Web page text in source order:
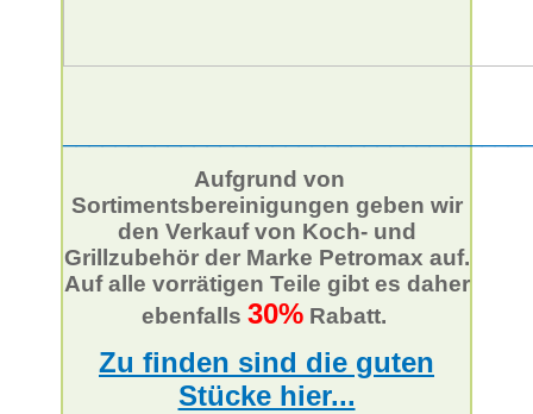
Aufgrund von
Sortimentsbereinigungen geben wir
den Verkauf von Koch- und
Grillzubehör der Marke Petromax auf.
Auf alle vorrätigen Teile gibt es daher
ebenfalls 30%Rabatt.
Zu finden sind die guten
Stücke hier...